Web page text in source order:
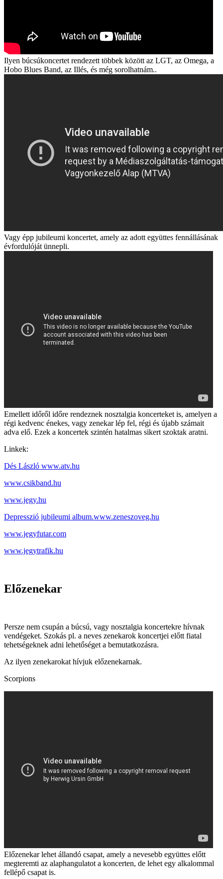
Ilyen búcsúkoncertet rendezett többek között az LGT, az Omega, a
Hobo Blues Band, az Illés, és még sorolhatnám..
Vagy épp jubileumi koncertet, amely az adott együttes fennállásának
évfordulóját ünnepli.
Emellett időről időre rendeznek nosztalgia koncerteket is, amelyen a
régi kedvenc énekes, vagy zenekar lép fel, régi és újabb számait
adva elő. Ezek a koncertek szintén hatalmas sikert szoktak aratni.
Linkek:
Dés László www.atv.hu
www.csikband.hu
www.jegy.hu
Depresszió jubileumi album.www.zeneszoveg.hu
www.jegyfutar.com
www.jegytrafik.hu
Előzenekar
Persze nem csupán a búcsú, vagy nosztalgia koncertekre hívnak
vendégeket. Szokás pl. a neves zenekarok koncertjei előtt fiatal
tehetségeknek adni lehetőséget a bemutatkozásra.
Az ilyen zenekarokat hívjuk előzenekarnak.
Scorpions
Előzenekar lehet állandó csapat, amely a nevesebb együttes előtt
megteremti az alaphangulatot a koncerten, de lehet egy alkalommal
fellépő csapat is.